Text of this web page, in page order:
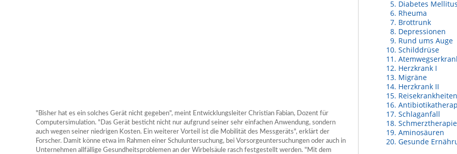
"Bisher hat es ein solches Gerät nicht gegeben", meint Entwicklungsleiter Christian Fabian, Dozent für
Computersimulation. "Das Gerät besticht nicht nur aufgrund seiner sehr einfachen Anwendung, sondern
auch wegen seiner niedrigen Kosten. Ein weiterer Vorteil ist die Mobilität des Messgeräts", erklärt der
Forscher. Damit könne etwa im Rahmen einer Schuluntersuchung, bei Vorsorgeuntersuchungen oder auch in
Unternehmen allfällige Gesundheitsproblemen an der Wirbelsäule rasch festgestellt werden. "Mit dem
Diabetes Mellitus
Rheuma
Brottrunk
Depressionen
Rund ums Auge
Schilddrüse
Herzkrank I
Migräne
Herzkrank II
Reisekrankheiten
Schlaganfall
Schmerztherapie
Aminosäuren
Gesunde